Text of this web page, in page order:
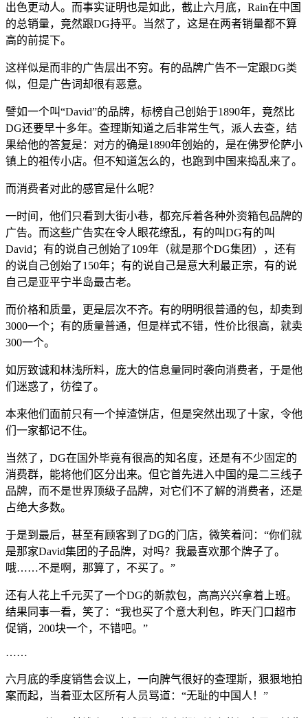
出色更动人。而事实证明也是如此，截止六月底，Rain在中国
的总销量，竟然跟DG持平。当然了，这是在两者销量都不算
高的前提下。
这样似是而非的广告层出不穷。有的品牌广告不一定跟DG类
似，但是广告词却很有恶意。
譬如一个叫“David”的品牌，标榜自己创始于1890年，竟然比
DG还要早十多年。查理斯知道之后非常生气，派人去查，结
果给他的答复是：对方的确是1890年创始的，是在佛罗伦萨小
镇上的祖传小店。但不知道怎么的，也跑到中国来捣乱来了。
而消费者对此的感官是什么呢？
一时间，他们只看到大街小巷，都充斥着各种外资箱包品牌的
广告。而这些广告实在令人眼花缭乱，有的叫DG有的叫
David；有的说自己创始了109年（就是那个DG集团），还有
的说自己创始了150年；有的说自己是意大利最正宗，有的说
自己是亚平宁半岛最古老。
而价格和质量，更是层次不齐。有的明明很普通的包，却卖到
3000一个；有的质量普通，但是样式不错，性价比很高，就卖
300一个。
如厉致诚和林浅所料，庞大的信息量同时袭向消费者，于是他
们迷惑了，彷徨了。
本来他们面前只有一个掉渣饼店，但是突然出现了十家，令他
们一家都记不住。
当然了，DG在国外毕竟有很高的知名度，还是有不少固定的
消费群，能将他们区分出来。但它首先进入中国的是二三线子
品牌，而不是世界顶级子品牌，对它们不了解的消费者，还是
占绝大多数。
于是到最后，甚至有顾客到了DG的门店，微笑着问：“你们就
是那家David集团的子品牌，对吗？我最喜欢那个牌子了。
哦……不是啊，那算了，不买了。”
还有人花上千元买了一个DG的新款包，高高兴兴拿着上班。
结果同事一看，笑了：“我也买了个意大利包，昨天门口超市
促销，200块一个，不错吧。”
……
六月底的季度销售会议上，一向脾气很好的查理斯，狠狠地拍
案而起，当着亚太区所有人员骂道：“无耻的中国人！”